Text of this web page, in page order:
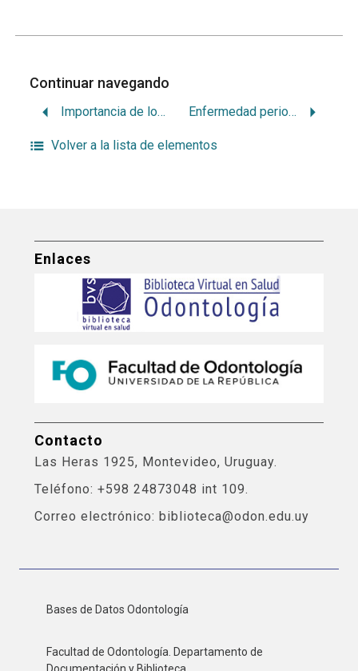
Continuar navegando
Importancia de los yatrogenos en la etiología de la enfermedad periodontal del paradencio marginal Enfermedad periodontal en niños
Volver a la lista de elementos
Enlaces
Contacto
Las Heras 1925, Montevideo, Uruguay.
Teléfono: +598 24873048 int 109.
Correo electrónico: biblioteca@odon.edu.uy
Bases de Datos Odontología
Facultad de Odontología. Departamento de